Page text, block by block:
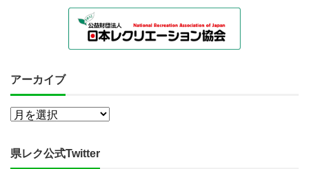
アーカイブ
県レク公式Twitter